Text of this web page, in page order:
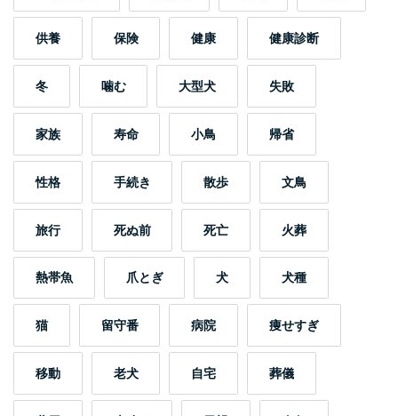
供養 保険 健康 健康診断
冬 噛む 大型犬 失敗
家族 寿命 小鳥 帰省
性格 手続き 散歩 文鳥
旅行 死ぬ前 死亡 火葬
熱帯魚 爪とぎ 犬 犬種
猫 留守番 病院 痩せすぎ
移動 老犬 自宅 葬儀